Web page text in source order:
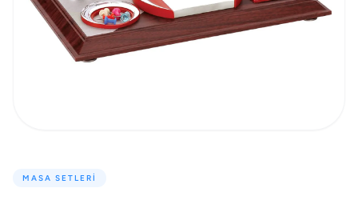
MASA SETLERI